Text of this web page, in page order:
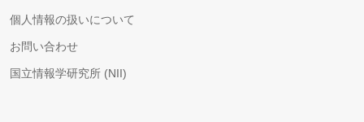
個人情報の扱いについて
お問い合わせ
国立情報学研究所 (NII)